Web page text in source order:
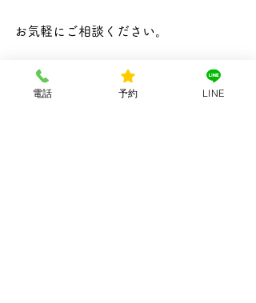
お気軽にご相談ください。
心よりお待ちしております(^-^)
電話 予約 LINE